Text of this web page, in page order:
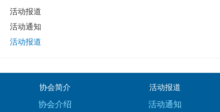
活动报道
活动通知
活动报道
协会简介
协会介绍
活动报道
活动通知